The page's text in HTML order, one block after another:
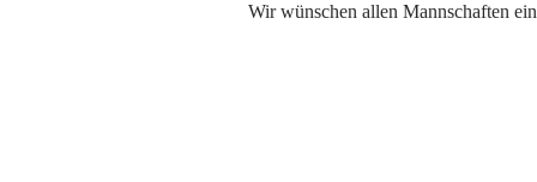
Wir wünschen allen Mannschaften